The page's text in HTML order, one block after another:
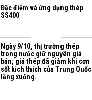
Đặc điểm và ứng dụng thép
SS400
Ngày 9/10, thị trường thép
trong nước giữ nguyên giá
bán; giá thép đã giảm khi cơn
sốt kích thích của Trung Quốc
lắng xuống.